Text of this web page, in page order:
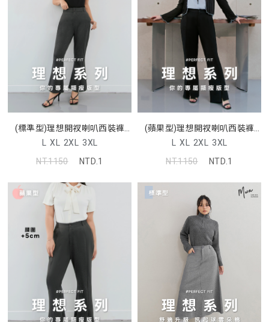
(標準型)理想開衩喇叭西裝褲
MISS
L XL 2XL 3XL
NT.1150
NTD.1
(蘋果型)理想開衩喇叭西裝褲
MISS
L XL 2XL 3XL
NT.1150
NTD.1